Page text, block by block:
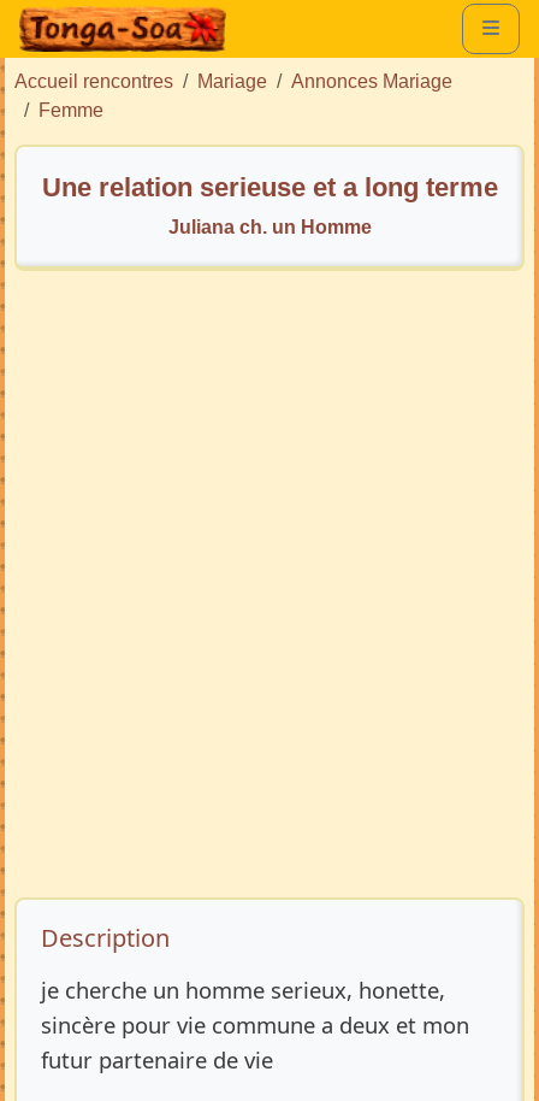
Accueil rencontres Mariage
Annonces Mariage
Femme
Une relation serieuse et a long terme
Juliana ch. un Homme
Description de l’annonce
Description
je cherche un homme serieux, honette,
sincère pour vie commune a deux et mon
futur partenaire de vie